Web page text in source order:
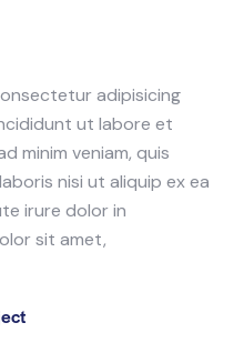
adipisicing
ut labore et
minim veniam, quis
nisi ut aliquip ex ea
irure dolor in
sit amet,